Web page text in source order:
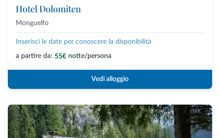
Hotel Dolomiten
Monguelfo
Inserisci le date per conoscere la disponibilità
a partire da: 55€ notte/persona
Vedi alloggio